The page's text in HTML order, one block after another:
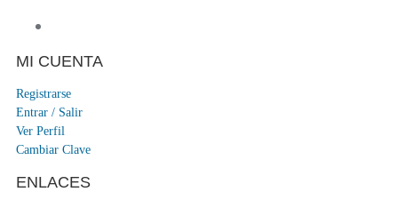
MI CUENTA
Registrarse
Entrar / Salir
Ver Perfil
Cambiar Clave
ENLACES